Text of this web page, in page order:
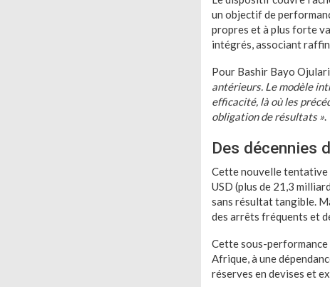
un objectif de
propres et à plus forte
intégrés, associant
Pour Bashir Bayo
antérieurs. Le modèle
efficacité, là où les
obligation de résultats ».
Des décennies
Cette nouvelle tentative
USD (plus de 21,3
sans résultat tangible.
des arrêts fréquents et
Cette sous-
Afrique, à une
réserves en devises et